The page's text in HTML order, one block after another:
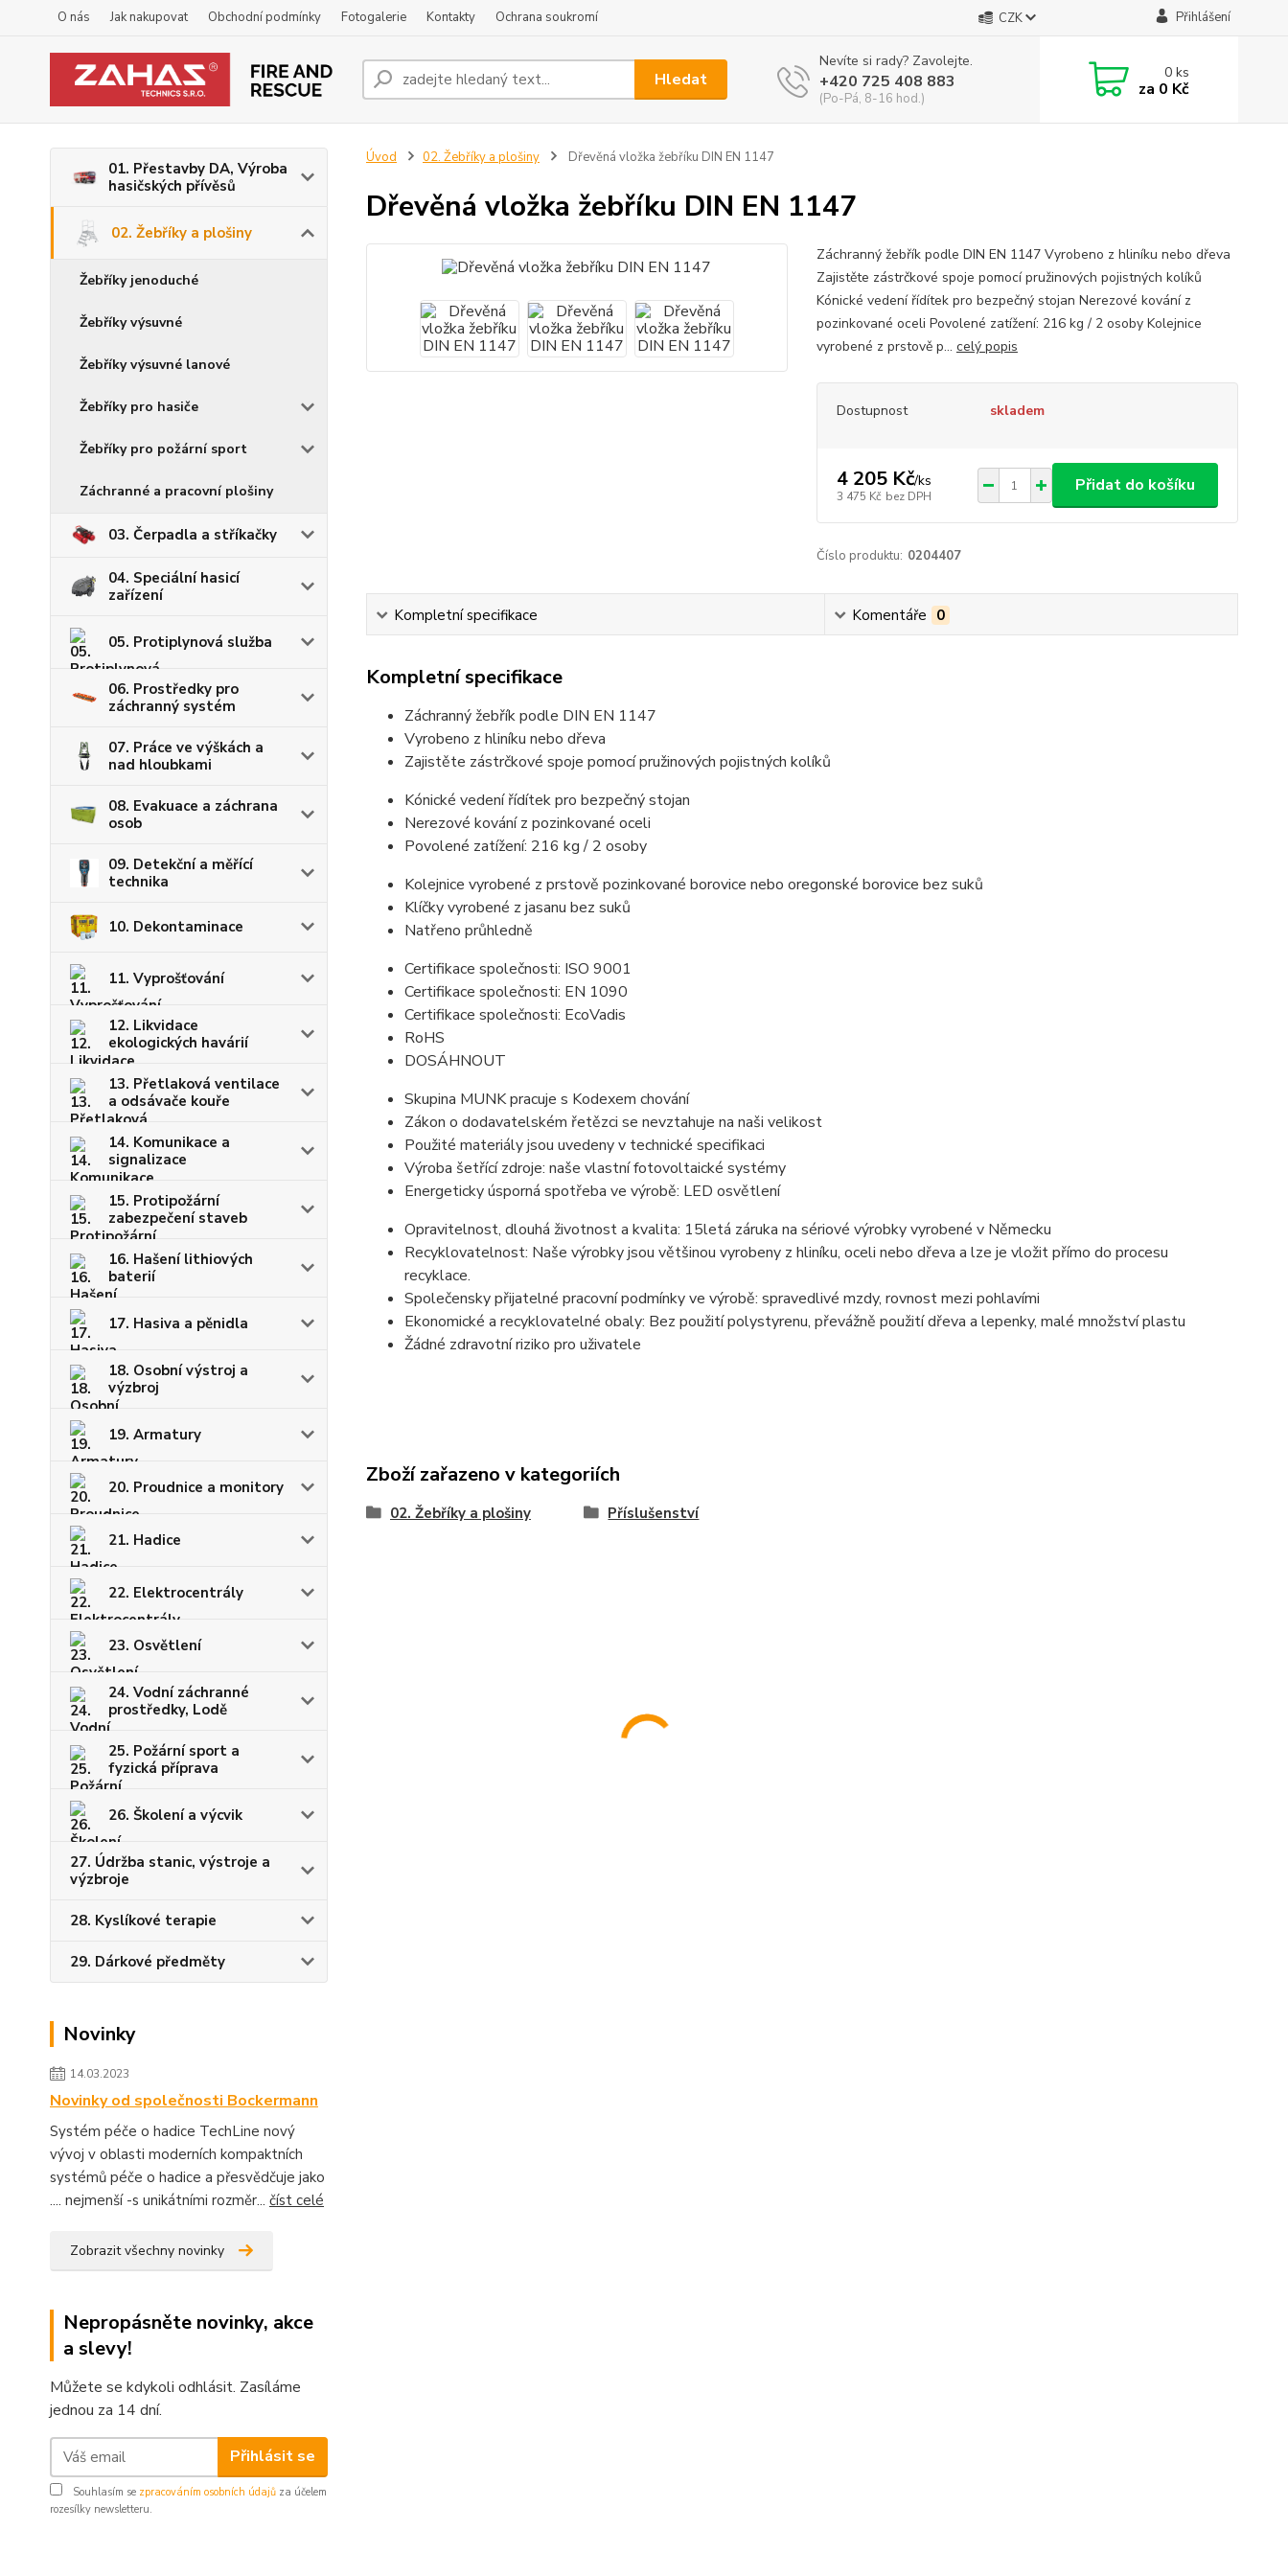
O nás Jak nakupovat Obchodní podmínky Fotogalerie Kontakty Ochrana soukromí CZK Přihlášení
Hledat
Nevíte si rady? Zavolejte.
+420 725 408 883
(Po-Pá, 8-16 hod.)
0ks
za 0 Kč
01. Přestavby DA, Výroba
hasičských přívěsů
02. Žebříky a plošiny
Žebříky jenoduché
Žebříky výsuvné
Žebříky výsuvné lanové
Žebříky pro hasiče
Žebříky pro požární sport
Záchranné a pracovní plošiny
03. Čerpadla a stříkačky
04. Speciální hasicí
zařízení
05. Protiplynová služba
06. Prostředky pro
záchranný systém
07. Práce ve výškách a
nad hloubkami
08. Evakuace a záchrana
osob
09. Detekční a měřící
technika
10. Dekontaminace
11. Vyprošťování
12. Likvidace
ekologických havárií
13. Přetlaková ventilace
a odsávače kouře
14. Komunikace a
signalizace
15. Protipožární
zabezpečení staveb
16. Hašení lithiových
baterií
17. Hasiva a pěnidla
18. Osobní výstroj a
výzbroj
19. Armatury
20. Proudnice a monitory
21. Hadice
22. Elektrocentrály
23. Osvětlení
24. Vodní záchranné
prostředky, Lodě
25. Požární sport a
fyzická příprava
26. Školení a výcvik
27. Údržba stanic, výstroje a
výzbroje
28. Kyslíkové terapie
29. Dárkové předměty
Novinky
14.03.2023
Novinky od společnosti Bockermann
Systém péče o hadice TechLine nový
vývoj v oblasti moderních kompaktních
systémů péče o hadice a přesvědčuje jako
.... nejmenší -s unikátními rozměr... číst celé
Zobrazit všechny novinky
Nepropásněte novinky, akce
a slevy!
Můžete se kdykoli odhlásit. Zasíláme
jednou za 14 dní.
Přihlásit se
Souhlasím se zpracováním osobních údajů za účelem
rozesílky newsletteru.
Úvod 02. Žebříky a plošiny Dřevěná vložka žebříku DIN EN 1147
Dřevěná vložka žebříku DIN EN 1147
Záchranný žebřík podle DIN EN 1147 Vyrobeno z hliníku nebo dřeva
Zajistěte zástrčkové spoje pomocí pružinových pojistných kolíků
Kónické vedení řídítek pro bezpečný stojan Nerezové kování z
pozinkované oceli Povolené zatížení: 216 kg / 2 osoby Kolejnice
vyrobené z prstově p... celý popis
Dostupnost skladem
4 205 Kč/ks
3 475 Kč bez DPH
Přidat do košíku
Číslo produktu: 0204407
Kompletní specifikace Komentáře 0
Kompletní specifikace
Záchranný žebřík podle DIN EN 1147
Vyrobeno z hliníku nebo dřeva
Zajistěte zástrčkové spoje pomocí pružinových pojistných kolíků
Kónické vedení řídítek pro bezpečný stojan
Nerezové kování z pozinkované oceli
Povolené zatížení: 216 kg / 2 osoby
Kolejnice vyrobené z prstově pozinkované borovice nebo oregonské borovice bez suků
Klíčky vyrobené z jasanu bez suků
Natřeno průhledně
Certifikace společnosti: ISO 9001
Certifikace společnosti: EN 1090
Certifikace společnosti: EcoVadis
RoHS
DOSÁHNOUT
Skupina MUNK pracuje s Kodexem chování
Zákon o dodavatelském řetězci se nevztahuje na naši velikost
Použité materiály jsou uvedeny v technické specifikaci
Výroba šetřící zdroje: naše vlastní fotovoltaické systémy
Energeticky úsporná spotřeba ve výrobě: LED osvětlení
Opravitelnost, dlouhá životnost a kvalita: 15letá záruka na sériové výrobky vyrobené v Německu
Recyklovatelnost: Naše výrobky jsou většinou vyrobeny z hliníku, oceli nebo dřeva a lze je vložit přímo do procesu
recyklace.
Společensky přijatelné pracovní podmínky ve výrobě: spravedlivé mzdy, rovnost mezi pohlavími
Ekonomické a recyklovatelné obaly: Bez použití polystyrenu, převážně použití dřeva a lepenky, malé množství plastu
Žádné zdravotní riziko pro uživatele
Zboží zařazeno v kategoriích
02. Žebříky a plošiny Příslušenství